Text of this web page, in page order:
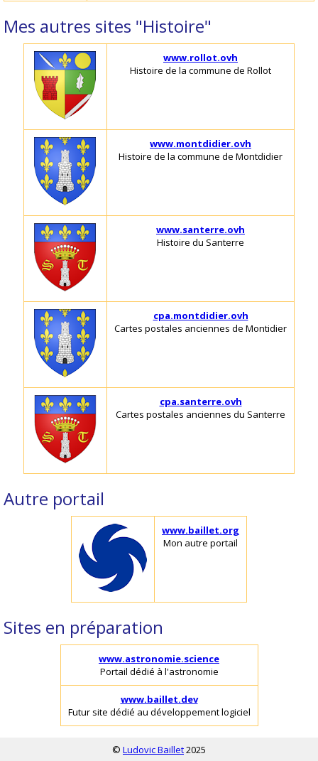
Mes autres sites "Histoire"
www.rollot.ovh
Histoire de la commune de Rollot
www.montdidier.ovh
Histoire de la commune de Montdidier
www.santerre.ovh
Histoire du Santerre
cpa.montdidier.ovh
Cartes postales anciennes de Montidier
cpa.santerre.ovh
Cartes postales anciennes du Santerre
Autre portail
www.baillet.org
Mon autre portail
Sites en préparation
www.astronomie.science
Portail dédié à l'astronomie
www.baillet.dev
Futur site dédié au développement logiciel
© Ludovic Baillet2025